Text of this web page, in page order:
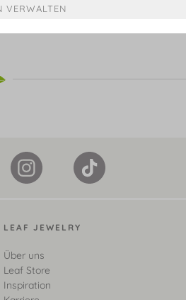
LEAF JEWELRY
Über uns
Leaf Store
Inspiration